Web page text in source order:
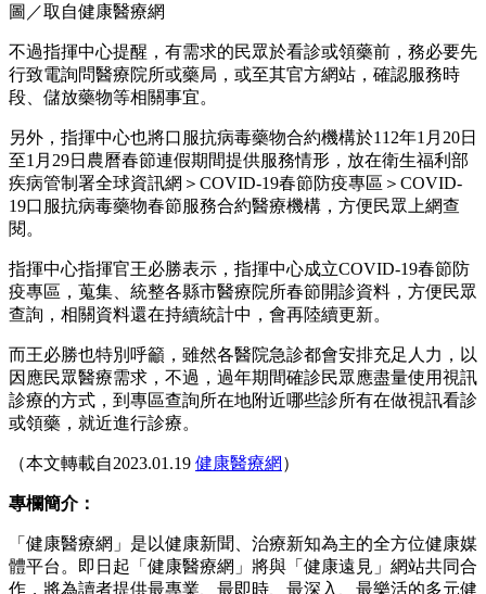
圖／取自健康醫療網
不過指揮中心提醒，有需求的民眾於看診或領藥前，務必要先
行致電詢問醫療院所或藥局，或至其官方網站，確認服務時
段、儲放藥物等相關事宜。
另外，指揮中心也將口服抗病毒藥物合約機構於112年1月20日
至1月29日農曆春節連假期間提供服務情形，放在衛生福利部
疾病管制署全球資訊網＞COVID-19春節防疫專區＞COVID-
19口服抗病毒藥物春節服務合約醫療機構，方便民眾上網查
閱。
指揮中心指揮官王必勝表示，指揮中心成立COVID-19春節防
疫專區，蒐集、統整各縣市醫療院所春節開診資料，方便民眾
查詢，相關資料還在持續統計中，會再陸續更新。
而王必勝也特別呼籲，雖然各醫院急診都會安排充足人力，以
因應民眾醫療需求，不過，過年期間確診民眾應盡量使用視訊
診療的方式，到專區查詢所在地附近哪些診所有在做視訊看診
或領藥，就近進行診療。
（本文轉載自2023.01.19 健康醫療網 ）
專欄簡介：
「健康醫療網」是以健康新聞、治療新知為主的全方位健康媒
體平台。即日起「健康醫療網」將與「健康遠見」網站共同合
作，將為讀者提供最專業、最即時、最深入、最樂活的多元健